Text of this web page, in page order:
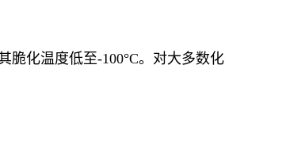
脆化温度低至-100°C。对大多数化